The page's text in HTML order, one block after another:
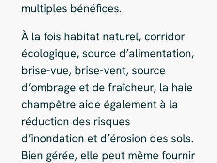
multiples bénéfices.
À la fois habitat naturel, corridor
écologique, source d’alimentation,
brise-vue, brise-vent, source
d’ombrage et de fraîcheur, la haie
champêtre aide également à la
réduction des risques
d’inondation et d’érosion des sols.
Bien gérée, elle peut même fournir